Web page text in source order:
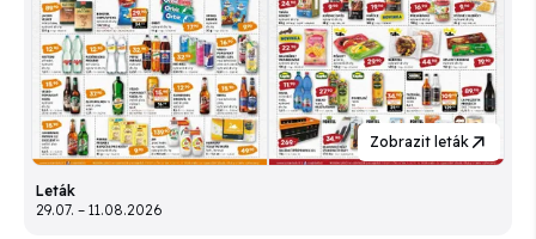
Zobrazit leták
Leták
29.07. – 11.08.2026